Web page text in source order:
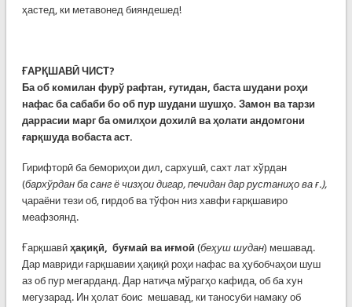
ҳастед, ки метавонед бияндешед!
ҒАРҚШАВӢ ЧИСТ?
Ба об комилан фурў рафтан, ғутидан, баста шудани роҳи
нафас ба сабаби бо об пур шудани шушҳо. Замон ва тарзи
даррасии марг ба омилҳои дохилӣ ва ҳолати андомгони
ғарқшуда вобаста аст.
Гирифторӣ ба бемориҳои дил, сархушӣ, сахт лат хўрдан
(бархўрдан ба санг ё чизҳои дигар, печидан дар рустаниҳо ва ғ.),
ҷараёни тези об, гирдоб ва тўфон низ хавфи ғарқшавиро
меафзоянд.
Ғарқшавӣ ҳақиқӣ, буғмаӣ ва иғмоӣ (беҳуш шудан) мешавад.
Дар мавриди ғарқшавии ҳақиқӣ роҳи нафас ва ҳубобчаҳои шуш
аз об пур мегарданд. Дар натиҷа мўрагҳо кафида, об ба хун
мегузарад. Ин ҳолат боис мешавад, ки таносуби намаку об